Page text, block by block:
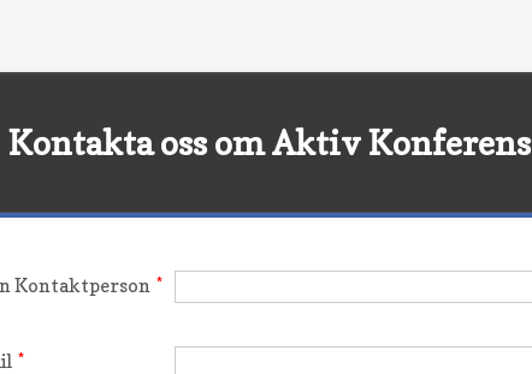
Kontakta oss om Aktiv Konferens
Kontaktperson *
*